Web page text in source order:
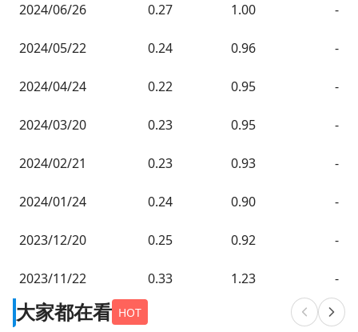
2024/06/26 0.27 1.00 -
2024/05/22 0.24 0.96 -
2024/04/24 0.22 0.95 -
2024/03/20 0.23 0.95 -
2024/02/21 0.23 0.93 -
2024/01/24 0.24 0.90 -
2023/12/20 0.25 0.92 -
2023/11/22 0.33 1.23 -
大家都在看 HOT